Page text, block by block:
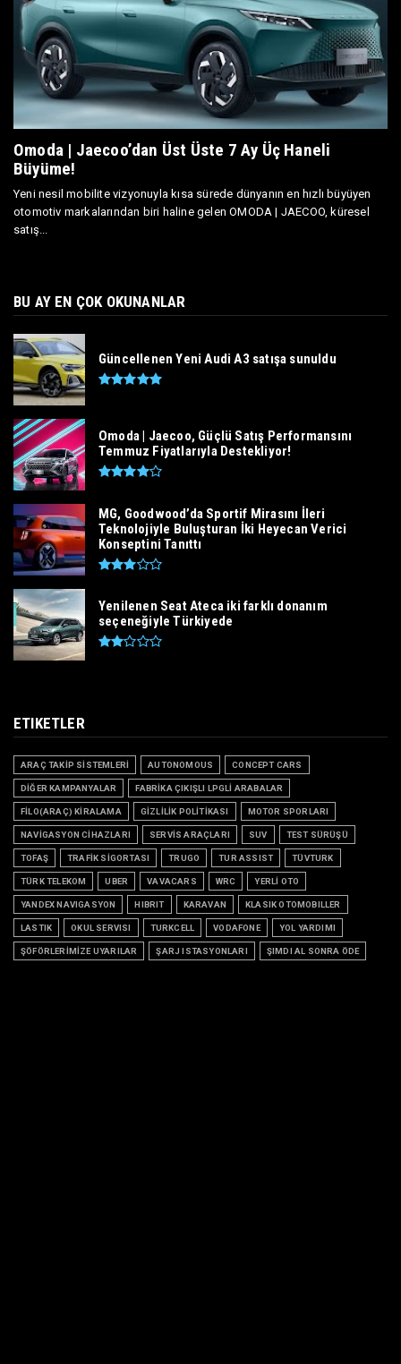
Omoda | Jaecoo’dan Üst Üste 7 Ay Üç Haneli
Büyüme!
Yeni nesil mobilite vizyonuyla kısa sürede dünyanın en hızlı büyüyen
otomotiv markalarından biri haline gelen OMODA | JAECOO, küresel
satış...
BU AY EN ÇOK OKUNANLAR
Güncellenen Yeni Audi A3 satışa sunuldu
Omoda | Jaecoo, Güçlü Satış Performansını
Temmuz Fiyatlarıyla Destekliyor!
MG, Goodwood’da Sportif Mirasını İleri
Teknolojiyle Buluşturan İki Heyecan Verici
Konseptini Tanıttı
Yenilenen Seat Ateca iki farklı donanım
seçeneğiyle Türkiyede
ETIKETLER
ARAÇ TAKİP SİSTEMLERİ AUTONOMOUS CONCEPT CARS
DİĞER KAMPANYALAR FABRİKA ÇIKIŞLI LPGLİ ARABALAR
FİLO(ARAÇ) KİRALAMA GİZLİLİK POLİTİKASI MOTOR SPORLARI
NAVİGASYON CİHAZLARI SERVİS ARAÇLARI SUV TEST SÜRÜŞÜ
TOFAŞ TRAFİK SİGORTASI TRUGO TUR ASSIST TÜVTURK
TÜRK TELEKOM UBER VAVACARS WRC YERLİ OTO
YANDEX NAVIGASYON HIBRIT KARAVAN KLASIK OTOMOBILLER
LASTIK OKUL SERVISI TURKCELL VODAFONE YOL YARDIMI
ŞÖFÖRLERİMİZE UYARILAR ŞARJ ISTASYONLARI ŞIMDI AL SONRA ÖDE